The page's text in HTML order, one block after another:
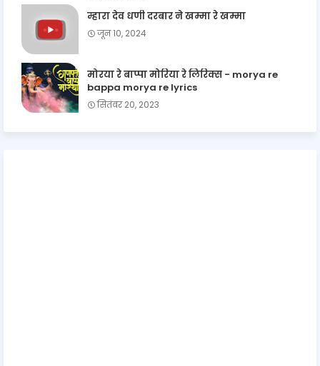
म्हारा देव धणी दरबार ने खम्मा रे खम्मा
जून 10, 2024
मोरया रे बाप्पा मोरिया रे लिरिक्स - morya re
bappa morya re lyrics
सितंबर 20, 2023